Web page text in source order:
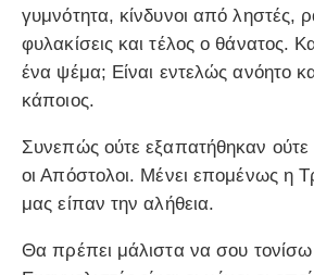
γυμνότητα, κίνδυνοι από ληστές,
φυλακίσεις και τέλος ο θάνατος.
ένα ψέμα; Είναι εντελώς ανόητο
κάποιος.
Συνεπώς ούτε εξαπατήθηκαν
οι Απόστολοι. Μένει επομένως η
μας είπαν την αλήθεια.
Θα πρέπει μάλιστα να σου τονίσω